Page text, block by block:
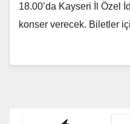
18.00’da Kayseri İl Özel
konser verecek. Biletler